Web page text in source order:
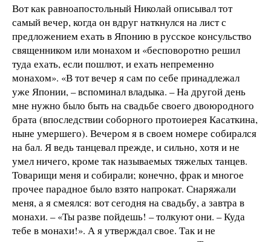
Вот как равноапостольный Николай описывал тот
самый вечер, когда он вдруг наткнулся на лист с
предложением ехать в Японию в русское консульство
священником или монахом и «бесповоротно решил
туда ехать, если пошлют, и ехать непременно
монахом». «В тот вечер я сам по себе принадлежал
уже Японии, – вспоминал владыка. – На другой день
мне нужно было быть на свадьбе своего двоюродного
брата (впоследствии соборного протоиерея Касаткина,
ныне умершего). Вечером я в своем номере собирался
на бал. Я ведь танцевал прежде, и сильно, хотя и не
умел ничего, кроме так называемых тяжелых танцев.
Товарищи меня и собирали; конечно, фрак и многое
прочее парадное было взято напрокат. Снаряжали
меня, а я смеялся: вот сегодня на свадьбу, а завтра в
монахи. – «Ты разве пойдешь! – толкуют они. – Куда
тебе в монахи!». А я утверждал свое. Так и не